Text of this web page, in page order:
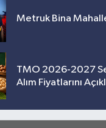
Metruk Bina
TMO 2026-2027
Alım Fiyatlarını